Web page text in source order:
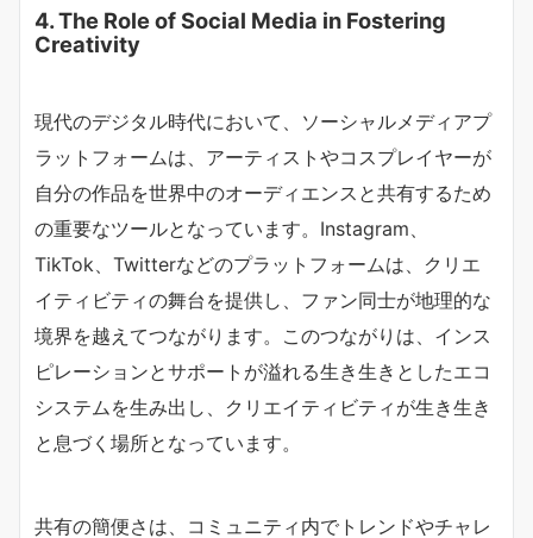
4. The Role of Social Media in Fostering
Creativity
現代のデジタル時代において、ソーシャルメディアプ
ラットフォームは、アーティストやコスプレイヤーが
自分の作品を世界中のオーディエンスと共有するため
の重要なツールとなっています。Instagram、
TikTok、Twitterなどのプラットフォームは、クリエ
イティビティの舞台を提供し、ファン同士が地理的な
境界を越えてつながります。このつながりは、インス
ピレーションとサポートが溢れる生き生きとしたエコ
システムを生み出し、クリエイティビティが生き生き
と息づく場所となっています。
共有の簡便さは、コミュニティ内でトレンドやチャレ